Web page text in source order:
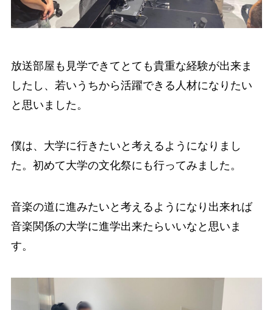
放送部屋も見学できてとても貴重な経験が出来ま
したし、若いうちから活躍できる人材になりたい
と思いました。
僕は、大学に行きたいと考えるようになりまし
た。初めて大学の文化祭にも行ってみました。
音楽の道に進みたいと考えるようになり出来れば
音楽関係の大学に進学出来たらいいなと思いま
す。